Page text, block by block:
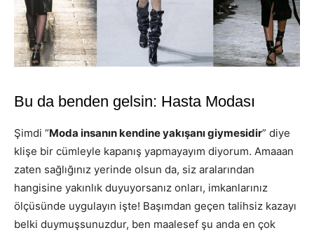
Bu da benden gelsin: Hasta Modası
Şimdi “Moda insanın kendine yakışanı giymesidir” diye
klişe bir cümleyle kapanış yapmayayım diyorum. Amaaan
zaten sağlığınız yerinde olsun da, siz aralarından
hangisine yakınlık duyuyorsanız onları, imkanlarınız
ölçüsünde uygulayın işte! Başımdan geçen talihsiz kazayı
belki duymuşsunuzdur, ben maalesef şu anda en çok